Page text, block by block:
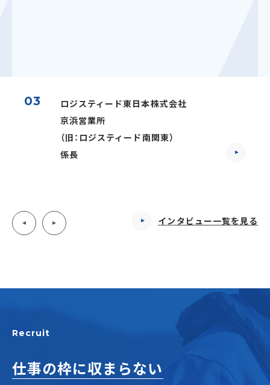
03
ロジスティード東日本株式会社
京浜営業所
（旧：ロジスティード南関東）
係長
インタビュー一覧を見る
Recruit
仕事の枠に収まらない